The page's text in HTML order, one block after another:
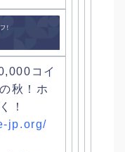
コイ
秋！ホ
！
jp.org/